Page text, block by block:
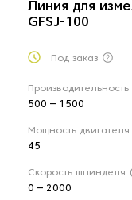
Линия для
GFSJ-100
Под заказ
500 – 1500
Мощность двигателя
45
Скорость шпинделя
0 – 2000